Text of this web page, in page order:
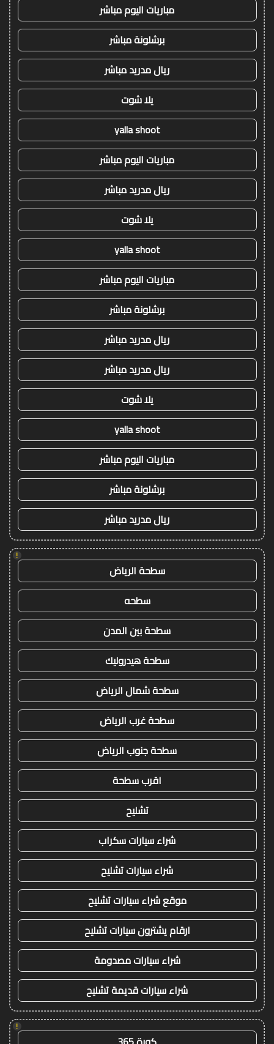
مباريات اليوم مباشر
برشلونة مباشر
ريال مدريد مباشر
يلا شوت
yalla shoot
مباريات اليوم مباشر
ريال مدريد مباشر
يلا شوت
yalla shoot
مباريات اليوم مباشر
برشلونة مباشر
ريال مدريد مباشر
ريال مدريد مباشر
يلا شوت
yalla shoot
مباريات اليوم مباشر
برشلونة مباشر
ريال مدريد مباشر
!
سطحة الرياض
سطحه
سطحة بين المدن
سطحة هيدروليك
سطحة شمال الرياض
سطحة غرب الرياض
سطحة جنوب الرياض
اقرب سطحة
تشليح
شراء سيارات سكراب
شراء سيارات تشليح
موقع شراء سيارات تشليح
ارقام يشترون سيارات تشليح
شراء سيارات مصدومة
شراء سيارات قديمة تشليح
!